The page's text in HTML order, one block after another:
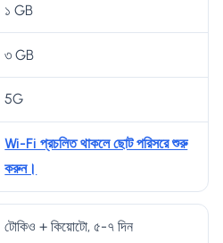
রা
দ
সূ
না
বি
ন্দু
১ GB
৩ GB
5G
Wi-Fi প্রচলিত থাকলে ছোট পরিসরে শুরু
করুন।
টোকিও + কিয়োটো, ৫-৭ দিন